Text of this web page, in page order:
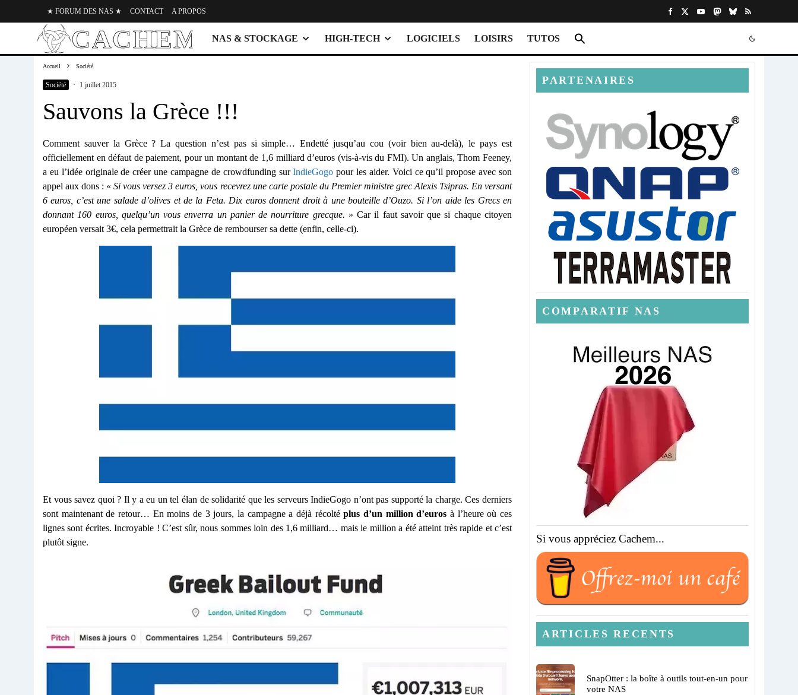
★ FORUM DES NAS ★ CONTACT A PROPOS
NAS & STOCKAGE HIGH-TECH LOGICIELS LOISIRS TUTOS
Accueil Société
Société · 1 juillet 2015
Sauvons la Grèce !!!
Comment sauver la Grèce ? La question n’est pas si simple… Endetté jusqu’au cou (voir bien au-delà), le pays est
officiellement en défaut de paiement, pour un montant de 1,6 milliard d’euros (vis-à-vis du FMI).Un anglais, Thom Feeney,
a eu l’idée originale de créer une campagne de crowdfunding surIndieGogo pour les aider. Voici ce qu’il propose avec son
appel aux dons : «Si vous versez 3 euros, vous recevrez une carte postale du Premier ministre grec Alexis Tsipras. En versant
6 euros, c’est une salade d’olives et de la Feta. Dix euros donnent droit à une bouteille d’Ouzo. Si l’on aide les Grecs en
donnant 160 euros, quelqu’un vous enverra un panier de nourriture grecque. » Car il faut savoir que si chaque citoyen
européen versait 3€, cela permettrait la Grèce de rembourser sa dette (enfin, celle-ci).
Et vous savez quoi ? Il y a eu un tel élan de solidarité que les serveurs IndieGogo n’ont pas supporté la charge. Ces derniers
sont maintenant de retour… En moins de 3 jours, la campagne a déjà récoltéplus d’un million d’euros à l’heure où ces
lignes sont écrites. Incroyable ! C’est sûr, nous sommes loin des 1,6 milliard… mais le million a été atteint très rapide et c’est
plutôt signe.
PARTENAIRES
COMPARATIF NAS
Si vous appréciez Cachem...
ARTICLES RECENTS
SnapOtter : la boîte à outils tout-en-un pour
votre NAS